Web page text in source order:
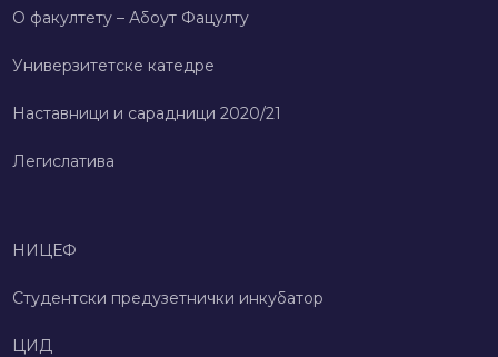
О факултету – Абоут Фацултy
Универзитетске катедре
Наставници и сарадници 2020/21
Легислатива
НИЦЕФ
Студентски предузетнички инкубатор
ЦИД